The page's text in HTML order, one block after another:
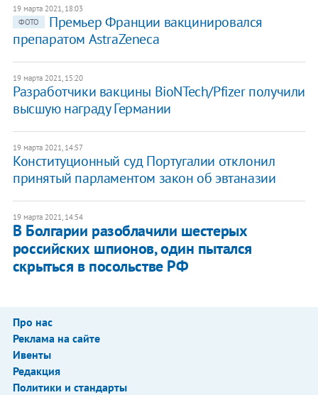
19 марта 2021, 18:03
ФОТО
Премьер Франции вакцинировался
препаратом AstraZeneca
19 марта 2021, 15:20
Разработчики вакцины BioNTech/Pfizer получили
высшую награду Германии
19 марта 2021, 14:57
Конституционный суд Португалии отклонил
принятый парламентом закон об эвтаназии
19 марта 2021, 14:54
В Болгарии разоблачили шестерых
российских шпионов, один пытался
скрыться в посольстве РФ
Про нас
Реклама на сайте
Ивенты
Редакция
Политики и стандарты